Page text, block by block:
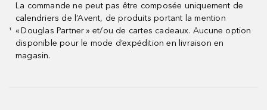
¹
La commande ne peut pas être composée uniquement de
calendriers de l’Avent, de produits portant la mention
« Douglas Partner » et/ou de cartes cadeaux. Aucune option
disponible pour le mode d’expédition en livraison en
magasin.